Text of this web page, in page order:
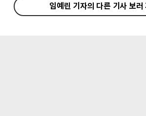
임예린 기자의 다른 기사 보러